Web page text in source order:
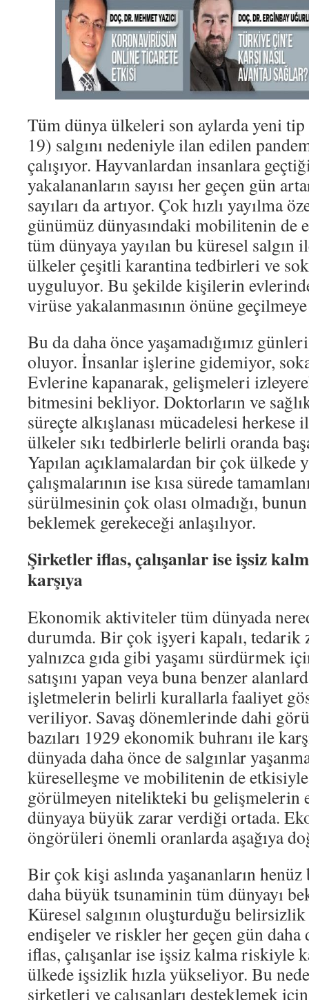
Tüm dünya ülkeleri son aylarda yeni
19) salgını nedeniyle ilan edilen
çalışıyor. Hayvanlardan insanlara
yakalananların sayısı her geçen gün
sayıları da artıyor. Çok hızlı yayılma
günümüz dünyasındaki mobilitenin de
tüm dünyaya yayılan bu küresel salgın
ülkeler çeşitli karantina tedbirleri ve
uyguluyor. Bu şekilde kişilerin
virüse yakalanmasının önüne geçilmeye
Bu da daha önce yaşamadığımız
oluyor. İnsanlar işlerine gidemiyor,
Evlerine kapanarak, gelişmeleri
bitmesini bekliyor. Doktorların ve
süreçte alkışlanası mücadelesi herkese
ülkeler sıkı tedbirlerle belirli oranda
Yapılan açıklamalardan bir çok ülkede
çalışmalarının ise kısa sürede
sürülmesinin çok olası olmadığı,
beklemek gerekeceği anlaşılıyor.
Şirketler iflas, çalışanlar ise işsiz
karşıya
Ekonomik aktiviteler tüm dünyada
durumda. Bir çok işyeri kapalı,
yalnızca gıda gibi yaşamı sürdürmek
satışını yapan veya buna benzer
işletmelerin belirli kurallarla faaliyet
veriliyor. Savaş dönemlerinde dahi
bazıları 1929 ekonomik buhranı ile
dünyada daha önce de salgınlar
küreselleşme ve mobilitenin de
görülmeyen nitelikteki bu gelişmelerin
dünyaya büyük zarar verdiği ortada.
öngörüleri önemli oranlarda aşağıya
Bir çok kişi aslında yaşananların
daha büyük tsunaminin tüm dünyayı
Küresel salgının oluşturduğu
endişeler ve riskler her geçen gün daha
iflas, çalışanlar ise işsiz kalma riskiyle
ülkede işsizlik hızla yükseliyor. Bu
şirketleri ve çalışanları desteklemek